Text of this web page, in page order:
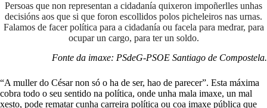
Persoas que non representan a cidadanía quixeron impoñerlles unhas
decisións aos que si que foron escollidos polos picheleiros nas urnas.
Falamos de facer política para a cidadanía ou facela para medrar, para
ocupar un cargo, para ter un soldo.
Fonte da imaxe: PSdeG-PSOE Santiago de Compostela.
“A muller do César non só o ha de ser, hao de parecer”. Esta máxima
cobra todo o seu sentido na política, onde unha mala imaxe, un mal
xesto, pode rematar cunha carreira política ou coa imaxe pública que